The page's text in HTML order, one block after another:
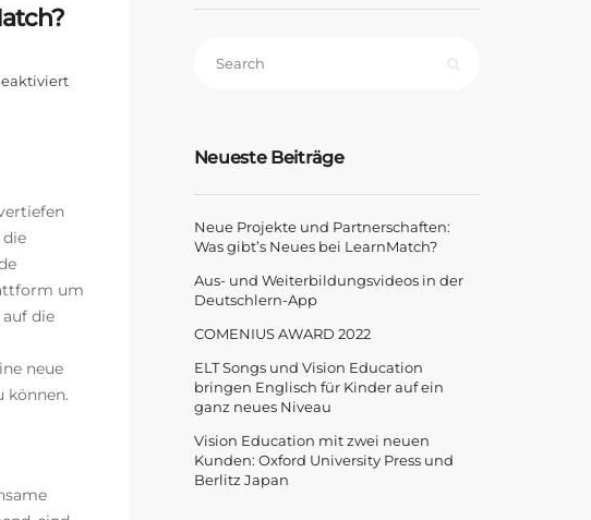
für
um
die
neue
können.
Neueste Beiträge
Neue Projekte und Partnerschaften:
Was gibt’s Neues bei LearnMatch?
Aus- und Weiterbildungsvideos in der
Deutschlern-App
COMENIUS AWARD 2022
ELT Songs und Vision Education
bringen Englisch für Kinder auf ein
ganz neues Niveau
Vision Education mit zwei neuen
Kunden: Oxford University Press und
Berlitz Japan